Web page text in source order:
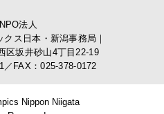
法人
ス日本・新潟事務局｜
区坂井砂山4丁目22-19
／FAX：025-378-0172
Nippon Niigata